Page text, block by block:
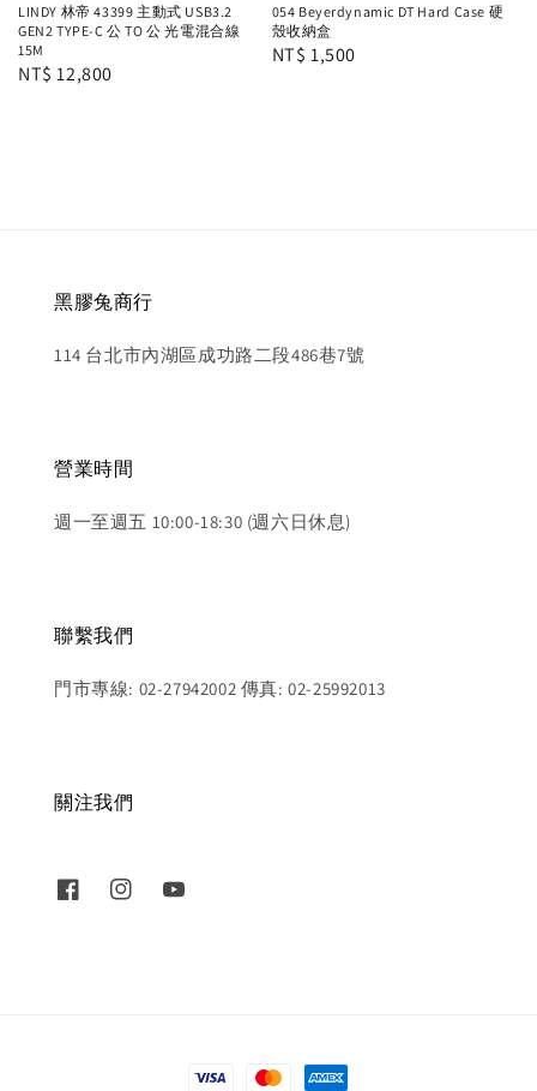
LINDY 林帝 43399 主動式 USB3.2
GEN2 TYPE-C 公 TO 公 光電混合線
15M
Regular
NT$ 12,800
054 Beyerdynamic DT Hard Case 硬
殼收納盒
Regular
NT$ 1,500
黑膠兔商行
114 台北市內湖區成功路二段486巷7號
營業時間
週一至週五 10:00-18:30 (週六日休息)
聯繫我們
門市專線: 02-27942002 傳真: 02-25992013
關注我們